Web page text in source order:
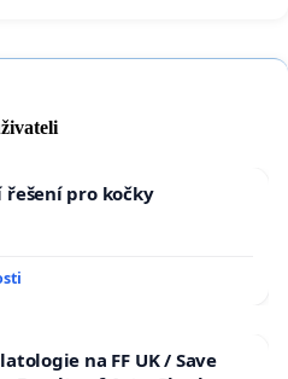
pro kočky
na FF UK / Save